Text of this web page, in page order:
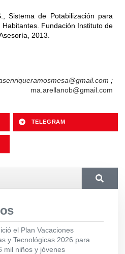
de Potabilización para
Fundación Instituto de
2013.
;
ma.arellanob@gmail.com
TELEGRAM
el Plan Vacaciones
y Tecnológicas 2026 para
mil niños y jóvenes